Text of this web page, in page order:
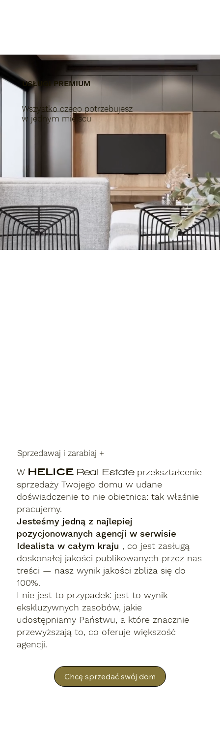
USŁUGI PREMIUM
Wszystko czego potrzebujesz
w jednym miejscu
Sprzedawaj i zarabiaj +
W HELICE Real Estateprzekształcenie
sprzedaży Twojego domu w udane
doświadczenie to nie obietnica: tak właśnie
pracujemy.
Jesteśmy jedną z najlepiej
pozycjonowanych agencji w serwisie
Idealista w całym kraju , co jest zasługą
doskonałej jakości publikowanych przez nas
treści — nasz wynik jakości zbliża się do
100%.
I nie jest to przypadek: jest to wynik
ekskluzywnych zasobów, jakie
udostępniamy Państwu, a które znacznie
przewyższają to, co oferuje większość
agencji.
Chcę sprzedać swój dom